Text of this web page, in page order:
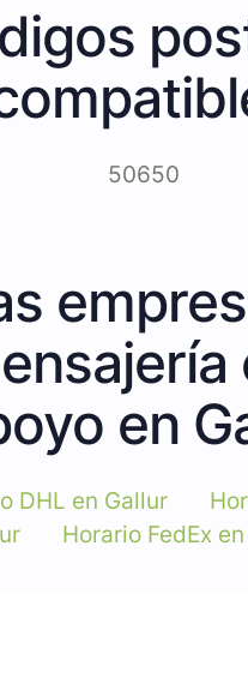
50650
en
DHL en Gallur
Horario FedEx